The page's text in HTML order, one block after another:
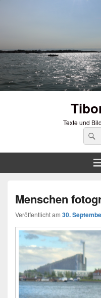
Texte und
Menschen
Veröffentlicht am 30.